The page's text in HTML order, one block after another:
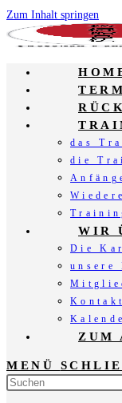
Zum Inhalt springen
das
die
WIR
Die
unsere
Kontakt
ZUM
MENÜ